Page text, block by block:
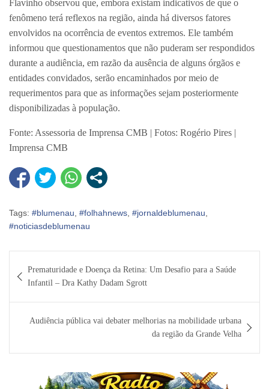
Flavinho observou que, embora existam indicativos de que o
fenômeno terá reflexos na região, ainda há diversos fatores
envolvidos na ocorrência de eventos extremos. Ele também
informou que questionamentos que não puderam ser respondidos
durante a audiência, em razão da ausência de alguns órgãos e
entidades convidados, serão encaminhados por meio de
requerimentos para que as informações sejam posteriormente
disponibilizadas à população.
Fonte: Assessoria de Imprensa CMB | Fotos: Rogério Pires |
Imprensa CMB
Tags: #blumenau, #folhahnews, #jornaldeblumenau,
#noticiasdeblumenau
de
Post
Prematuridade e Doença da Retina: Um Desafio para a Saúde
Infantil – Dra Kathy Dadam Sgrott
Audiência pública vai debater melhorias na mobilidade urbana
da região da Grande Velha